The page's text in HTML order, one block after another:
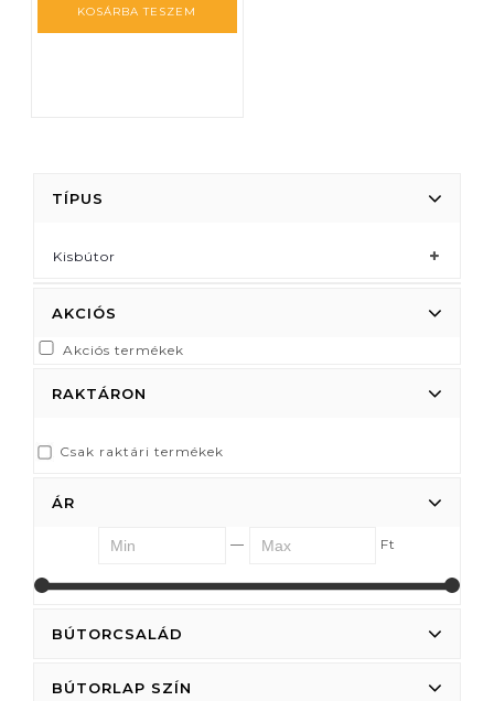
KOSÁRBA TESZEM
TÍPUS
Kisbútor
AKCIÓS
Akciós termékek
RAKTÁRON
Csak raktári termékek
ÁR
— Ft
BÚTORCSALÁD
BÚTORLAP SZÍN